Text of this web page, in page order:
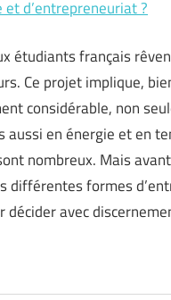
et d’entrepreneuriat ?
étudiants français
Ce projet implique,
considérable, non
aussi en énergie et en
nombreux. Mais
différentes formes
décider avec